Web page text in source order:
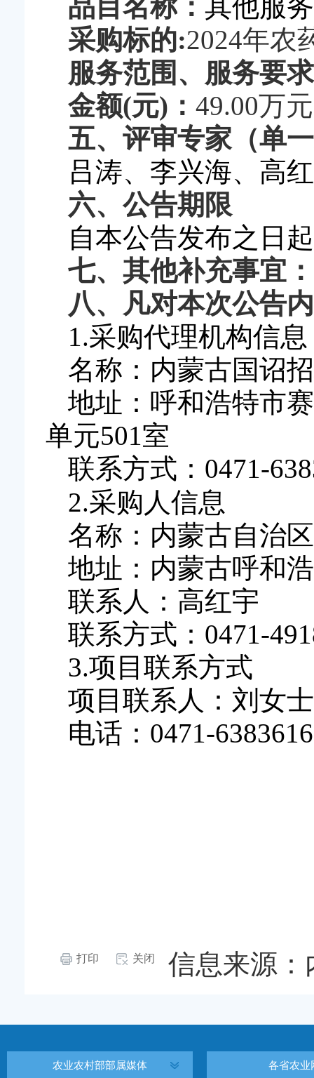
品目名称 ： 其他服务
采购标的:2024年农
服务范围 、 服务要求
金额(元) ： 49.00万元
五、评审专家（单
吕涛、 李兴海、 高
六、公告期限
自本公告发布之日起
七、 其他补充事宜 ：
八、凡对本次公告
1.采购代理机构信息
名称：内蒙古国诏
地址：呼和浩特市
单元501室
联系方式： 0471-
2.采购人信息
名称：内蒙古自治
地址：内蒙古呼和
联系人：高红宇
联系方式： 0471-
3.项目联系方式
项目联系人： 刘 女
电话： 0471-
打印 关闭 信息来源：
农业农村部部属媒体 各省农业